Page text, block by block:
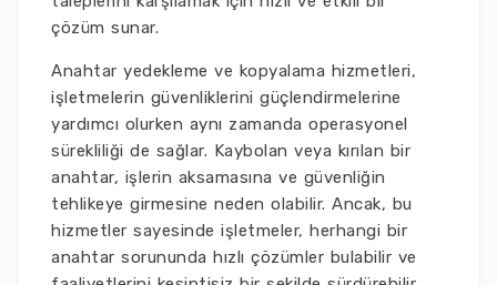
çözüm sunar.
Anahtar yedekleme ve kopyalama hizmetleri,
işletmelerin güvenliklerini güçlendirmelerine
yardımcı olurken aynı zamanda operasyonel
sürekliliği de sağlar. Kaybolan veya kırılan bir
anahtar, işlerin aksamasına ve güvenliğin
tehlikeye girmesine neden olabilir. Ancak, bu
hizmetler sayesinde işletmeler, herhangi bir
anahtar sorununda hızlı çözümler bulabilir ve